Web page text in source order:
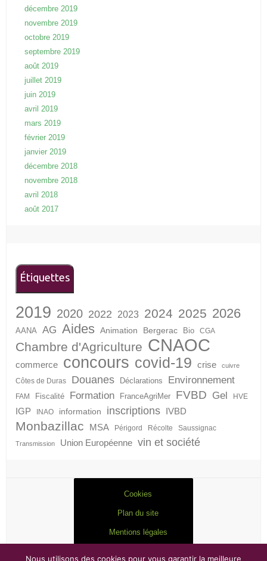
décembre 2019
novembre 2019
octobre 2019
septembre 2019
août 2019
juillet 2019
juin 2019
avril 2019
mars 2019
février 2019
janvier 2019
décembre 2018
novembre 2018
avril 2018
août 2017
Étiquettes
2019 2020 2022 2023 2024 2025 2026
AANA AG Aides Animation Bergerac Bio CGA
Chambre d'Agriculture CNAOC
commerce concours covid-19 crise cuivre
Côtes de Duras Douanes Déclarations Environnement
FAM Fiscalité Formation FranceAgriMer FVBD Gel HVE
IGP INAO information inscriptions IVBD
Monbazillac MSA Périgord Récolte Saussignac
Transmission Union Européenne vin et société
Cookies
Plan du site
Mentions légales
Nous utilisons des cookies pour vous garantir la meilleure